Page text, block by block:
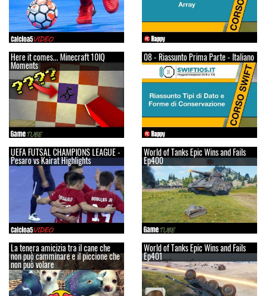
Here it comes... Minecraft 10IQ
Moments
08 - Riassunto Prima Parte - Italiano
UEFA FUTSAL CHAMPIONS LEAGUE -
Pesaro vs Kairat Highlights
World of Tanks Epic Wins and Fails
Ep400
La tenera amicizia tra il cane che
non può camminare e il piccione che
non può volare
World of Tanks Epic Wins and Fails
Ep401